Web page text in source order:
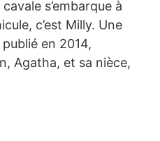
s’embarque à
c’est Milly. Une
en 2014,
Agatha, et sa nièce,